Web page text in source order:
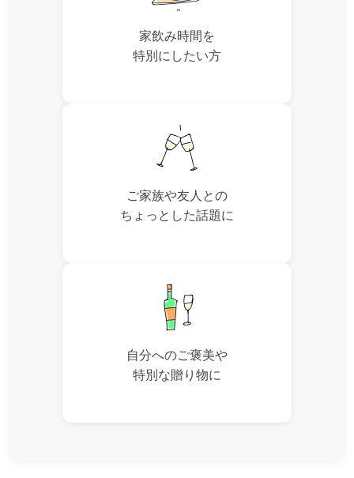
家飲み時間を
特別にしたい方
ご家族や友人との
ちょっとした話題に
自分へのご褒美や
特別な贈り物に